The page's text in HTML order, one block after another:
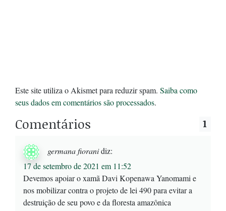
Este site utiliza o Akismet para reduzir spam. Saiba como
seus dados em comentários são processados.
Comentários 1
germana fioranidiz:
17 de setembro de 2021 em 11:52
Devemos apoiar o xamã Davi Kopenawa Yanomami e
nos mobilizar contra o projeto de lei 490 para evitar a
destruição de seu povo e da floresta amazônica